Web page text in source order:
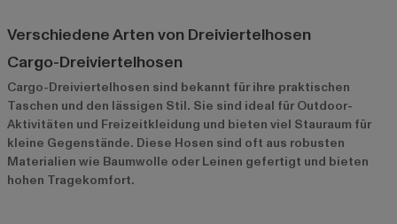
Verschiedene Arten von Dreiviertelhosen
Cargo-Dreiviertelhosen
Cargo-Dreiviertelhosen sind bekannt für ihre praktischen
Taschen und den lässigen Stil. Sie sind ideal für Outdoor-
Aktivitäten und Freizeitkleidung und bieten viel Stauraum für
kleine Gegenstände. Diese Hosen sind oft aus robusten
Materialien wie Baumwolle oder Leinen gefertigt und bieten
hohen Tragekomfort.